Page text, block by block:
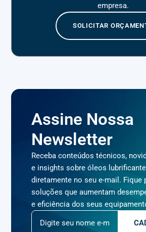
empresa.
SOLICITAR
Assine Nossa
Newsletter
Receba conteúdos técnicos,
e insights sobre óleos
diretamente no seu e-mail. Fique
soluções que aumentam
e eficiência dos seus